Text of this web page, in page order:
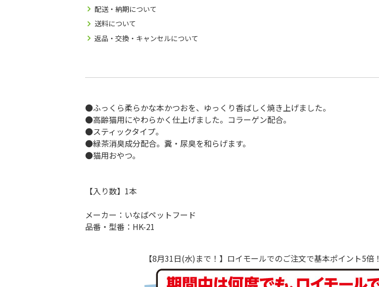
配送・納期について
送料について
返品・交換・キャンセルについて
●ふっくら柔らかな本かつおを、ゆっくり香ばしく焼き上げました。
●高齢猫用にやわらかく仕上げました。コラーゲン配合。
●スティックタイプ。
●緑茶消臭成分配合。糞・尿臭を和らげます。
●猫用おやつ。
【入り数】1本
メーカー：いなばペットフード
品番・型番：HK-21
【8月31日(水)まで！】ロイモールでのご注文で基本ポイント5倍！